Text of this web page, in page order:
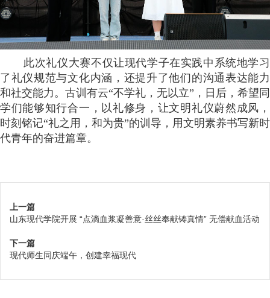
此次礼仪大赛不仅让现代学子在实践中系统地学习
了礼仪规范与文化内涵，还提升了他们的沟通表达能力
和社交能力。古训有云“不学礼，无以立”，日后，希望同
学们能够知行合一，以礼修身，让文明礼仪蔚然成风，
时刻铭记“礼之用，和为贵”的训导，用文明素养书写新时
代青年的奋进篇章。
上一篇
山东现代学院开展 “点滴血浆凝善意·丝丝奉献铸真情” 无偿献血活动
下一篇
现代师生同庆端午，创建幸福现代